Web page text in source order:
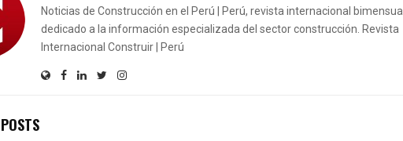
Noticias de Construcción en el Perú | Perú, revista internacional bimensual
dedicado a la información especializada del sector construcción. Revista
Internacional Construir | Perú